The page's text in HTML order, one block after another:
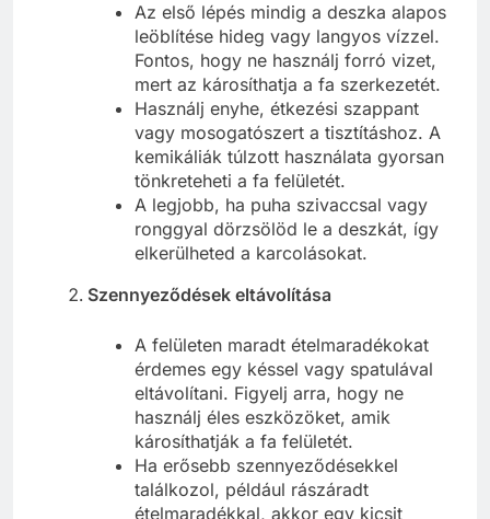
Az első lépés mindig a deszka alapos
leöblítése hideg vagy langyos vízzel.
Fontos, hogy ne használj forró vizet,
mert az károsíthatja a fa szerkezetét.
Használj enyhe, étkezési szappant
vagy mosogatószert a tisztításhoz. A
kemikáliák túlzott használata gyorsan
tönkreteheti a fa felületét.
A legjobb, ha puha szivaccsal vagy
ronggyal dörzsölöd le a deszkát, így
elkerülheted a karcolásokat.
Szennyeződések eltávolítása
A felületen maradt ételmaradékokat
érdemes egy késsel vagy spatulával
eltávolítani. Figyelj arra, hogy ne
használj éles eszközöket, amik
károsíthatják a fa felületét.
Ha erősebb szennyeződésekkel
találkozol, például rászáradt
ételmaradékkal, akkor egy kicsit